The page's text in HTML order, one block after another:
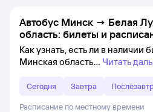
Автобус Минск → Белая
область: билеты и
Как узнать, есть ли в наличии
Минская область
Читать
Сегодня Завтра
Расписание по местному времени